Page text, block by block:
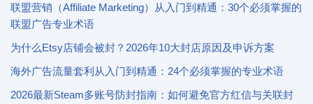
联盟营销（Affiliate Marketing）从入门到精通：30个必须掌握的
联盟广告专业术语
为什么Etsy店铺会被封？2026年10大封店原因及申诉方案
海外广告流量套利从入门到精通：24个必须掌握的专业术语
2026最新Steam多账号防封指南：如何避免官方红信与关联封